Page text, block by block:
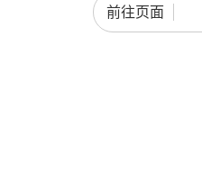
前往页面